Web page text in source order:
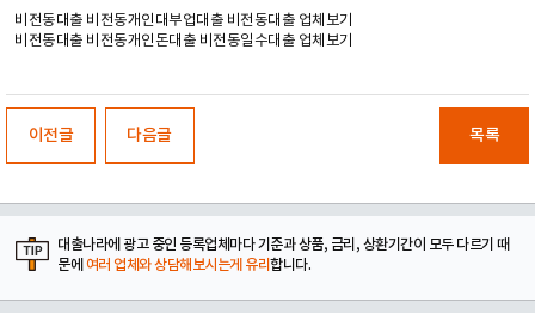
비전동대출 비전동개인대부업대출 비전동대출 업체보기
비전동대출 비전동개인돈대출 비전동일수대출 업체보기
이전글 다음글 목록
대출나라에 광고 중인 등록업체마다 기준과 상품, 금리, 상환기간이 모두 다르기 때
문에 여러 업체와 상담해보시는게 유리합니다.